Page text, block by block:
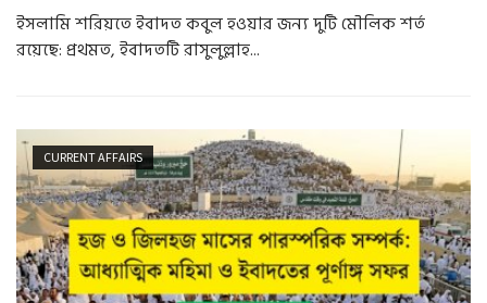
ইসলামি শরিয়তে ইবাদত কবুল হওয়ার জন্য দুটি মৌলিক শর্ত
রয়েছে: প্রথমত, ইবাদতটি রাসুলুল্লাহ...
CURRENT AFFAIRS